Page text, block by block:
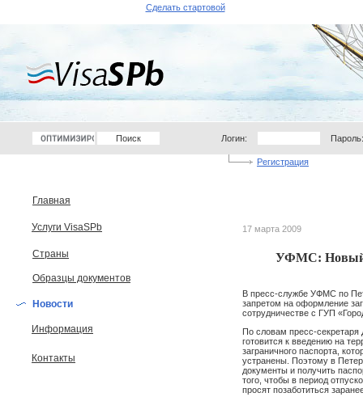
Сделать стартовой
Логин: Пароль:
Регистрация
Главная
Услуги VisaSPb
Страны
Образцы документов
Новости
Информация
Контакты
17 марта 2009
УФМС: Новый
В пресс-службе УФМС по
запретом на оформление
сотрудничестве с ГУП
По словам пресс-секретаря
готовится к введению на
заграничного паспорта,
устранены. Поэтому в
документы и получить
того, чтобы в период
просят позаботиться